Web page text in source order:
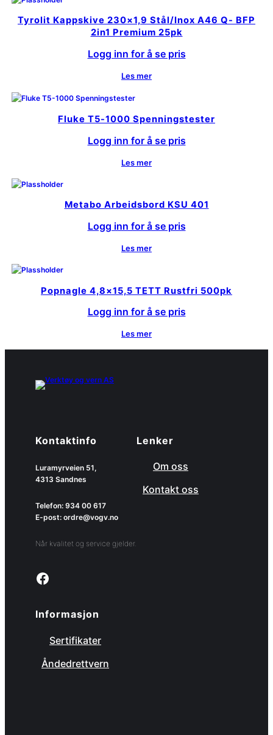
Tyrolit Kappskive 230×1,9 Stål/Inox A46 Q- BFP
2in1 Premium 25pk
Logg inn for å se pris
Les mer
Fluke T5-1000 Spenningstester
Logg inn for å se pris
Les mer
Metabo Arbeidsbord KSU 401
Logg inn for å se pris
Les mer
Popnagle 4,8×15,5 TETT Rustfri 500pk
Logg inn for å se pris
Les mer
Kontaktinfo
Luramyrveien 51,
4313 Sandnes
Telefon: 934 00 617
E-post: ordre@vogv.no
Når kvalitet og service gjelder.
Link to facebook page
Lenker
Om oss
Kontakt oss
Informasjon
Sertifikater
Åndedrettvern